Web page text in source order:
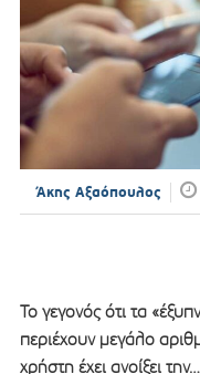
Άκης Αξαόπουλος
Το γεγονός ότι τα
περιέχουν μεγάλο
χρήστη έχει ανοίξει